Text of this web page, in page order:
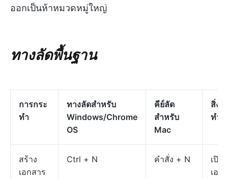
ออกเป็นห้าหมวดหมู่ใหญ่
ทางลัดพื้นฐาน
การกระ
ทำ
ทางลัดสำหรับ
Windows/Chrome
OS
คีย์ลัด
สำหรับ
Mac
สิ่ง
ทำ
สร้าง
เอกสาร
Ctrl + N คำสั่ง + N
เปิด
เอก